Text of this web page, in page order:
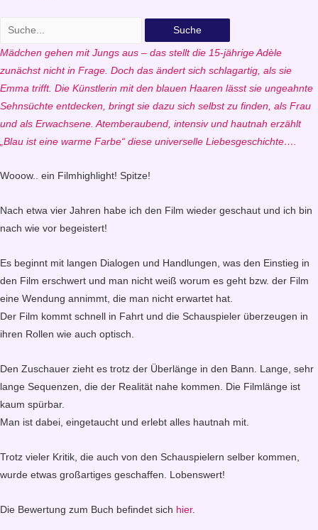
Suche
Mädchen gehen mit Jungs aus – das stellt die 15-jährige Adèle
zunächst nicht in Frage. Doch das ändert sich schlagartig, als sie
Emma trifft. Die Künstlerin mit den blauen Haaren lässt sie ungeahnte
Sehnsüchte entdecken, bringt sie dazu sich selbst zu finden, als Frau
und als Erwachsene. Atemberaubend, intensiv und hautnah erzählt
„Blau ist eine warme Farbe“ diese universelle Liebesgeschichte….
Wooow.. ein Filmhighlight! Spitze!
Nach etwa vier Jahren habe ich den Film wieder geschaut und ich bin
nach wie vor begeistert!
Es beginnt mit langen Dialogen und Handlungen, was den Einstieg in
den Film erschwert und man nicht weiß worum es geht bzw. der Film
eine Wendung annimmt, die man nicht erwartet hat.
Der Film kommt schnell in Fahrt und die Schauspieler überzeugen in
ihren Rollen wie auch optisch.
Den Zuschauer zieht es trotz der Überlänge in den Bann. Lange, sehr
lange Sequenzen, die der Realität nahe kommen. Die Filmlänge ist
kaum spürbar.
Man ist dabei, eingetaucht und erlebt alles hautnah mit.
Trotz vieler Kritik, die auch von den Schauspielern selber kommen,
wurde etwas großartiges geschaffen. Lobenswert!
Die Bewertung zum Buch befindet sich hier.